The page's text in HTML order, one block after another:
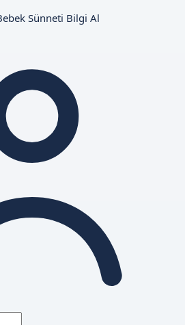
Sünneti Bilgi Al